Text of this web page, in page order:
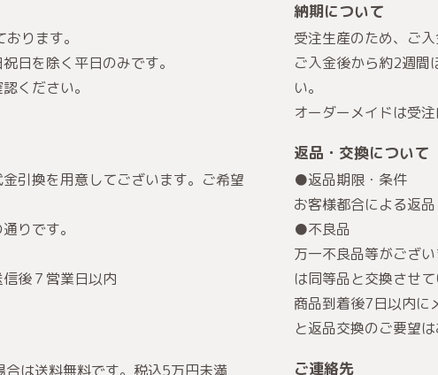
ります。
日を除く平日のみです。
ください。
引換を用意してございます。ご希望
りです。
後７営業日以内
は送料無料です。税込5万円未満
納期について
受注生産のため、ご
ご入金後から約2週間
い。
オーダーメイドは受
返品・交換について
●返品期限・条件
お客様都合による返
●不良品
万一不良品等がござ
は同等品と交換させて
商品到着後7日以内に
と返品交換のご要望
ご連絡先